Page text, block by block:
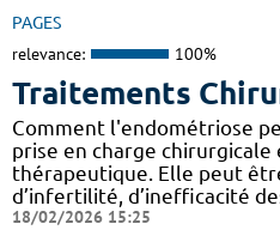
PAGES
relevance: 100%
Traitements
Comment l'endométriose
prise en charge
thérapeutique. Elle peut
d’infertilité, d’inefficacité
18/02/2026 15:25